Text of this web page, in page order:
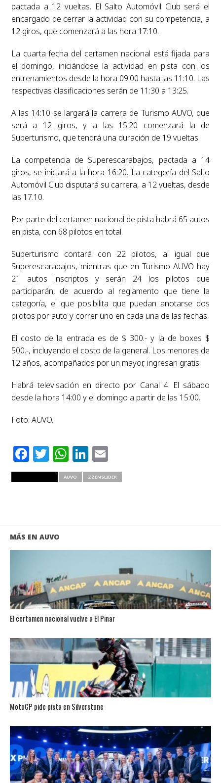
pactada a 12 vueltas. El Salto Automóvil Club será el
encargado de cerrar la actividad con su competencia, a
12 giros, que comenzará a las hora 17:10.
La cuarta fecha del certamen nacional está fijada para
el domingo, iniciándose la actividad en pista con los
entrenamientos desde la hora 09:00 hasta las 11:10. Las
respectivas clasificaciones serán de 11:30 a 13:25.
A las 14:10 se largará la carrera de Turismo AUVO, que
será a 12 giros, y a las 15:20 comenzará la de
Superturismo, que tendrá una duración de 19 vueltas.
La competencia de Superescarabajos, pactada a 14
giros, se iniciará a la hora 16:20. La categoría del Salto
Automóvil Club disputará su carrera, a 12 vueltas, desde
las 17.10.
Por parte del certamen nacional de pista habrá 65 autos
en pista, con 68 pilotos en total.
Superturismo contará con 22 pilotos, al igual que
Superescarabajos, mientras que en Turismo AUVO hay
21 autos inscriptos y serán 24 los pilotos que
participarán, de acuerdo al reglamento que tiene la
categoría, el que posibilita que puedan anotarse dos
pilotos por auto y correr uno en cada una de las fechas.
El costo de la entrada es de $ 300.- y la de boxes $
500.-, incluyendo el costo de la general. Los menores de
12 años, acompañados por un mayor, ingresan gratis.
Habrá televisación en directo por Canal 4. El sábado
desde la hora 14:00 y el domingo a partir de las 15:00.
Foto: AUVO.
Facebook
Twitter
WhatsApp
LinkedIn
Email
AUVO ZZENSLIDER
MÁS EN AUVO
El certamen nacional vuelve a El Pinar
MotoGP pide pista en Silverstone